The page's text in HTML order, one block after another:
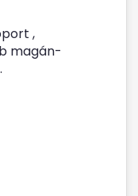
,
magán-